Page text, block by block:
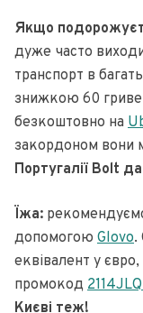
Якщо
дуже часто
транспорт в
знижкою 60
безкоштовно на
закордоном вони
Португалії Bolt
Їжа:
допомогою Glovo.
еквівалент у
промокод
Києві теж!